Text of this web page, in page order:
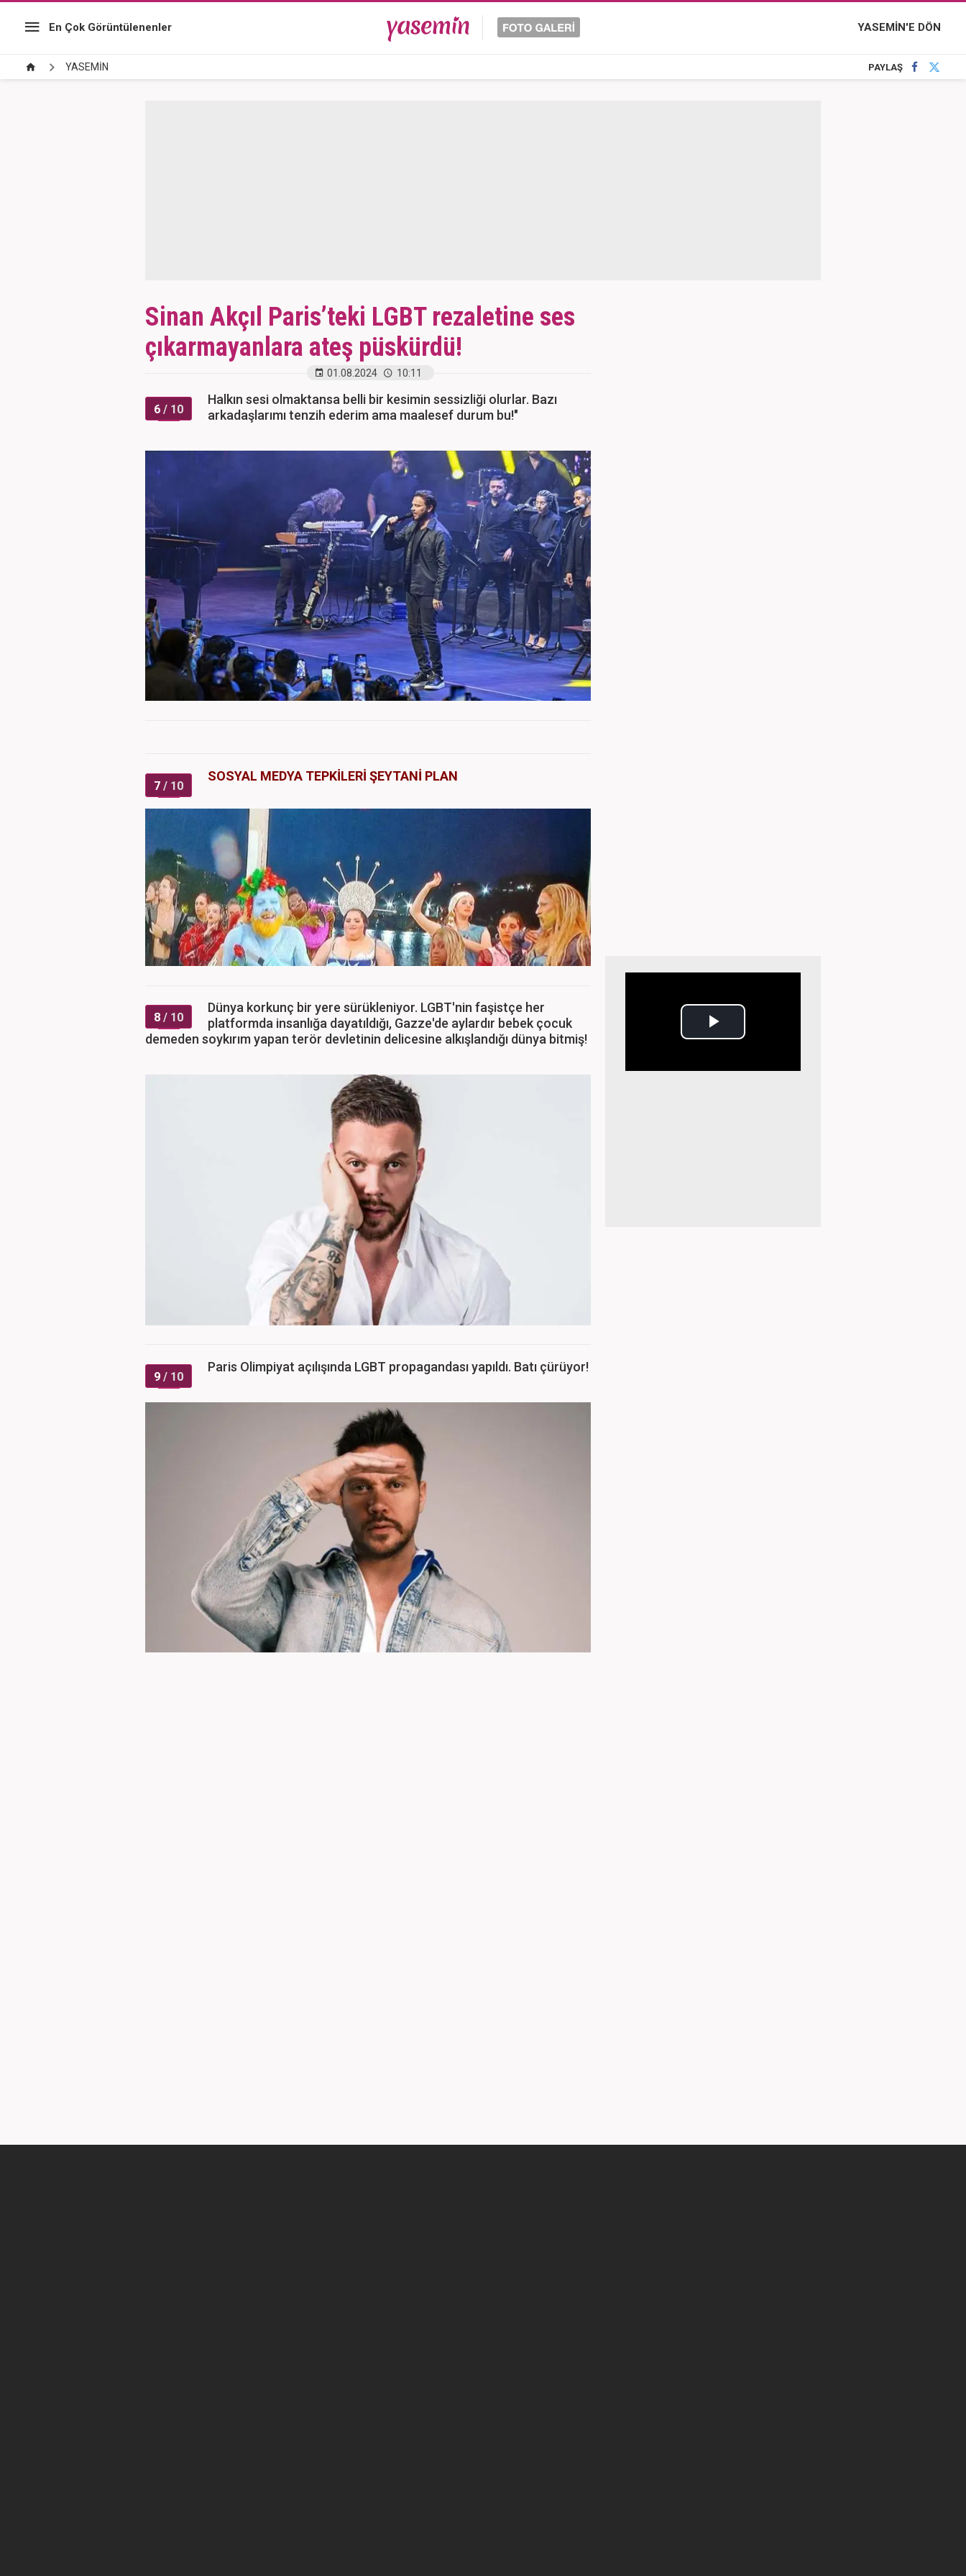
En Çok Görüntülenenler YASEMİN'E DÖN
YASEMİN PAYLAŞ
Sinan Akçıl Paris’teki LGBT rezaletine ses
çıkarmayanlara ateş püskürdü!
01.08.2024 10:11
6 / 10
Halkın sesi olmaktansa belli bir kesimin sessizliği olurlar. Bazı
arkadaşlarımı tenzih ederim ama maalesef durum bu!"
7 / 10
SOSYAL MEDYA TEPKİLERİ ŞEYTANİ PLAN
8 / 10
Dünya korkunç bir yere sürükleniyor. LGBT'nin faşistçe her
platformda insanlığa dayatıldığı, Gazze'de aylardır bebek çocuk
demeden soykırım yapan terör devletinin delicesine alkışlandığı dünya bitmiş!
9 / 10
Paris Olimpiyat açılışında LGBT propagandası yapıldı. Batı çürüyor!